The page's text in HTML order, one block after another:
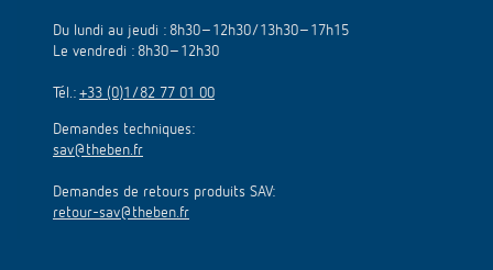
Du lundi au jeudi : 8h30–12h30/13h30–17h15
Le vendredi : 8h30–12h30
Tél.: +33 (0)1/82 77 01 00
Demandes techniques:
sav@theben.fr
Demandes de retours produits SAV:
retour-sav@theben.fr